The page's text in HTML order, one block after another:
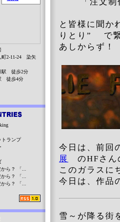
と皆様に聞
りとり” で繋
あしからず！
今日は、前
展
のHFさん
このガラスに
今日は、作品
雪～が降る街
町2-11-24 染矢
駅 徒歩2分
徒歩4分
トランプ
ら？ 「...
ら？ 「...
ら？ 「...